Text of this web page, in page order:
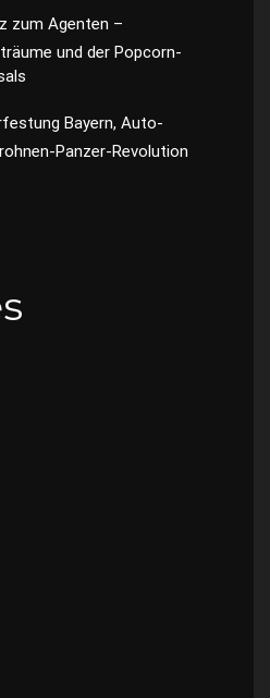
zum Agenten –
und der Popcorn-
Bayern, Auto-
Panzer-Revolution